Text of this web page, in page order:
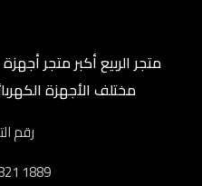
متجر الربيع أكبر متجر
مختلف الأجهزة
رقم
1889